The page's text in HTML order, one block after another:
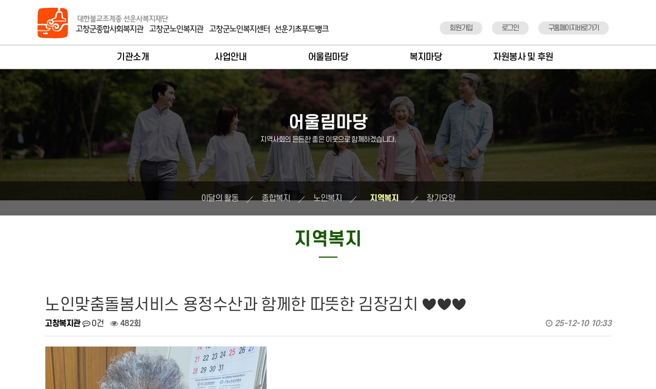
회원가입 로그인 구홈페이지바로가기
기관소개
법인대표인사말
관장인사말
기관개요
연혁
조직현황
사업안내
회원가입 및 이용안내
사례관리기능
서비스제공기능
노인복지사업
지역복지사업
장기요양사업
어울림마당
이달의활동
노인복지
지역복지
장기요양
복지마당
공지사항
언론보도
복지자료실
주요일정
식당메뉴
자원봉사 및 후원
자원봉사안내
후원기관 소개
어울림마당
지역사회의 든든한 좋은 이웃으로 함께하겠습니다.
이달의 활동 종합복지 노인복지 지역복지 장기요양
지역복지
─
노인맞춤돌봄서비스 용정수산과 함께한 따뜻한 김장김치 ♥♥♥
고창복지관 0건 482회 25-12-10 10:33